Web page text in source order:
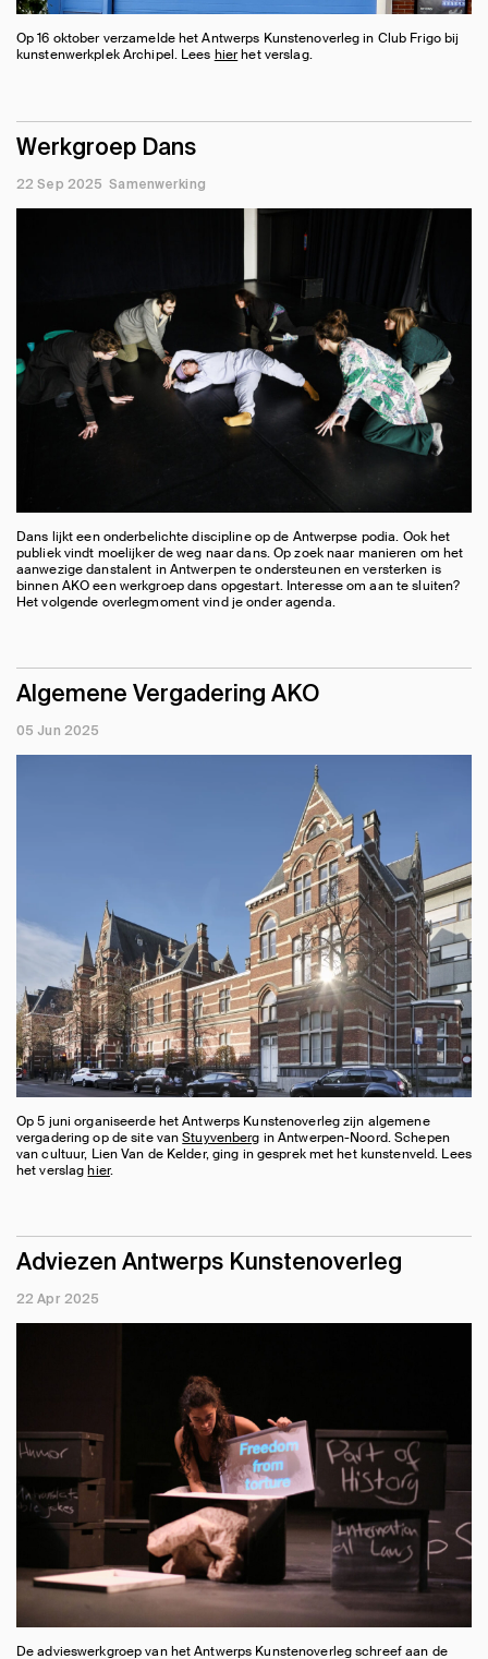
Op 16 oktober verzamelde het Antwerps Kunstenoverleg in Club Frigo bij
kunstenwerkplek Archipel. Lees hierhet verslag.
Werkgroep Dans
22 Sep 2025 Samenwerking
Dans lijkt een onderbelichte discipline op de Antwerpse podia. Ook het
publiek vindt moelijker de weg naar dans. Op zoek naar manieren om het
aanwezige danstalent in Antwerpen te ondersteunen en versterken is
binnen AKO een werkgroep dans opgestart. Interesse om aan te sluiten?
Het volgende overlegmoment vind je onder agenda.
Algemene Vergadering AKO
05 Jun 2025
Op 5 juni organiseerde het Antwerps Kunstenoverleg zijn algemene
vergadering op de site vanStuyvenberg in Antwerpen-Noord. Schepen
van cultuur, Lien Van de Kelder, ging in gesprek met het kunstenveld. Lees
het verslaghier.
Adviezen Antwerps Kunstenoverleg
22 Apr 2025
De advieswerkgroep van het Antwerps Kunstenoverleg schreef aan de